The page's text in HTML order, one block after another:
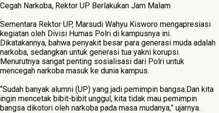
Cegah Narkoba, Rektor UP Berlakukan Jam Malam
Sementara Rektor UP, Marsudi Wahyu Kisworo mengapresiasi
kegiatan oleh Divisi Humas Polri di kampusnya ini.
Dikatakannya, bahwa penyakit besar para generasi muda adalah
narkoba, sedangkan untuk generasi tua yakni korupsi.
Menurutnya sangat penting sosialisasi dari Polri untuk
mencegah narkoba masuk ke dunia kampus.
“Sudah banyak alumni (UP) yang jadi pemimpin bangsa.Dan kita
ingin mencetak bibit-bibit unggul, kita tidak mau pemimpin
bangsa dikotori oleh narkoba pada masa mudanya,” ujarnya.